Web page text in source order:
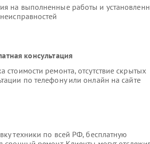
на выполненные работы и
консультация
ремонта, отсутствие скрытых
по телефону или онлайн на сайте
техники по всей РФ, бесплатную